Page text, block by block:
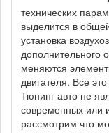
технических
выделится в
установка
дополнительного
меняются
двигателя. Все
Тюнинг авто не
современных или
рассмотрим что